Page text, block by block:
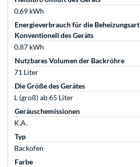
0,69 kWh
Energieverbrauch für die Beheizungsart
Konventionell des Geräts
0,87 kWh
Nutzbares Volumen der Backröhre
71 Liter
Die Größe des Gerätes
L (groß) ab 65 Liter
Geräuschemissionen
K.A.
Typ
Backofen
Farbe